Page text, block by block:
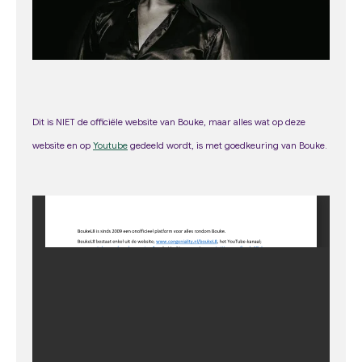
Dit is NIET de officiële website van Bouke, maar alles wat op deze
website en op Youtube gedeeld wordt, is met goedkeuring van Bouke.